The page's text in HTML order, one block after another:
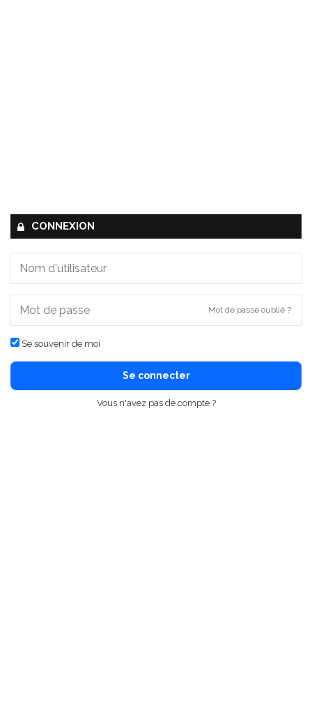
CONNEXION
Mot de passe oublié ?
Se souvenir de moi
Se connecter
Vous n'avez pas de compte ?